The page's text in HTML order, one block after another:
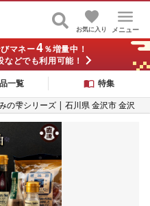
メニュー
お気に入り
マネー4％増量中！
どでも利用可能！
一覧
特集
の雫シリーズ | 石川県 金沢市 金沢
と 納税 お土産 醤油 濃口醤油 調味料
せ ご当地おみやげ おすすめ 特産品
市 石川